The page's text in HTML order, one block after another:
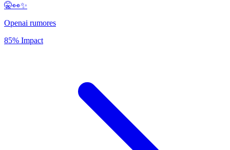
🤫👀✨
Openai rumores
85% Impact